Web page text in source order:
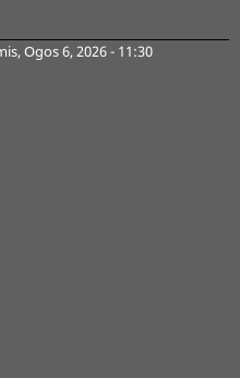
Ogos 6, 2026 - 11:30